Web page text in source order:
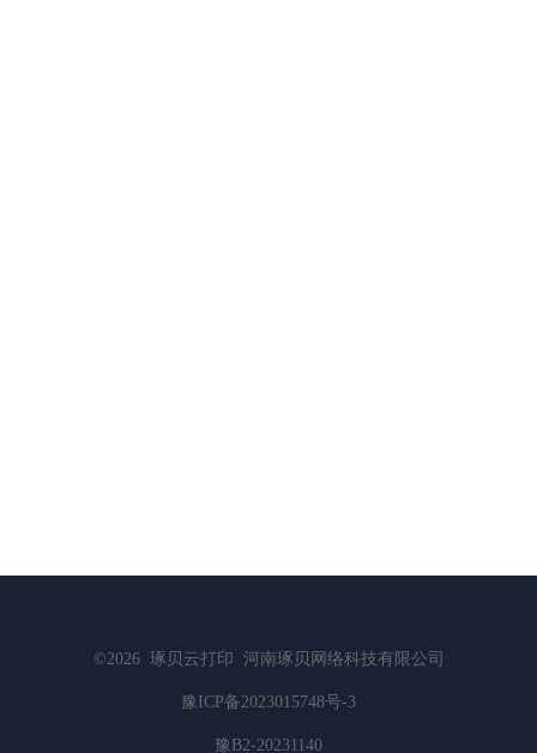
©2026 琢贝云打印 河南琢贝网络科技有限公司
豫ICP备2023015748号-3
豫B2-20231140